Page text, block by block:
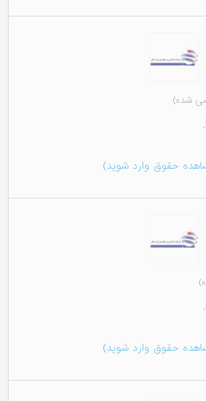
شده)
حقوق وارد شوید)
حقوق وارد شوید)